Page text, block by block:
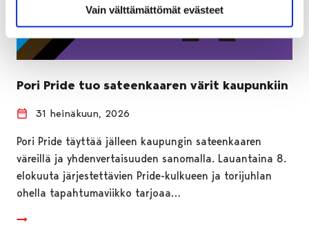
Vain välttämättömät evästeet
Pori Pride tuo sateenkaaren värit kaupunkiin
31 heinäkuun, 2026
Pori Pride täyttää jälleen kaupungin sateenkaaren
väreillä ja yhdenvertaisuuden sanomalla. Lauantaina 8.
elokuuta järjestettävien Pride-kulkueen ja torijuhlan
ohella tapahtumaviikko tarjoaa…